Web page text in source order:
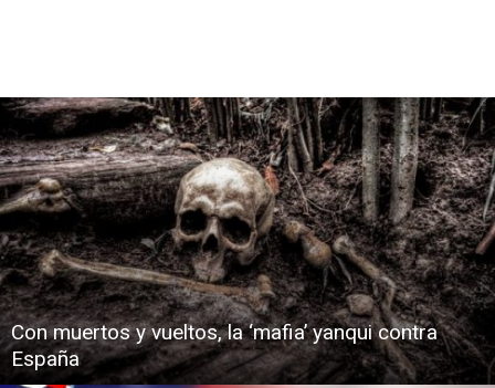
Con muertos y vueltos, la ‘mafia’ yanqui contra
España